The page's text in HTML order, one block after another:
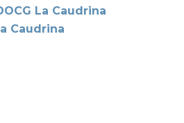
La Caudrina
Caudrina